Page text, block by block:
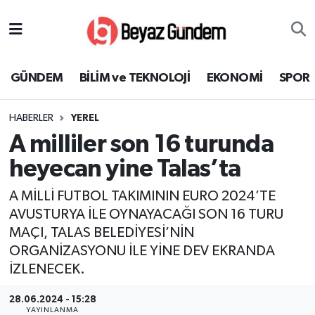
GÜNDEM BİLİM ve TEKNOLOJİ EKONOMİ SPOR
HABERLER YEREL
A milliler son 16 turunda
heyecan yine Talas’ta
A MİLLİ FUTBOL TAKIMININ EURO 2024’TE
AVUSTURYA İLE OYNAYACAĞI SON 16 TURU
MAÇI, TALAS BELEDİYESİ’NİN
ORGANİZASYONU İLE YİNE DEV EKRANDA
İZLENECEK.
28.06.2024 - 15:28
YAYINLANMA
EKONOMİ
SAĞLIK
EĞİTİM
KÜLTÜR SANAT
MAGAZİN
Süper Lig Puan Durumu ve Fikstür
Tüm Manşetler
Son Dakika Haberleri
Haber Arşivi